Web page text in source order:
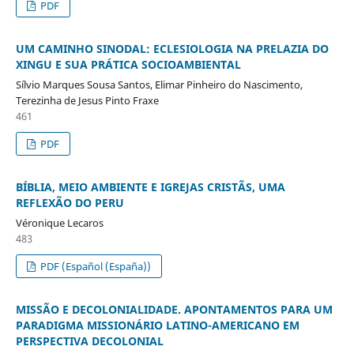
PDF
UM CAMINHO SINODAL: ECLESIOLOGIA NA PRELAZIA DO
XINGU E SUA PRÁTICA SOCIOAMBIENTAL
Sílvio Marques Sousa Santos, Elimar Pinheiro do Nascimento,
Terezinha de Jesus Pinto Fraxe
461
PDF
BÍBLIA, MEIO AMBIENTE E IGREJAS CRISTÃS, UMA
REFLEXÃO DO PERU
Véronique Lecaros
483
PDF (Español (España))
MISSÃO E DECOLONIALIDADE. APONTAMENTOS PARA UM
PARADIGMA MISSIONÁRIO LATINO-AMERICANO EM
PERSPECTIVA DECOLONIAL